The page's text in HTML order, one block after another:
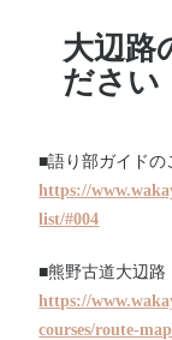
大辺路
ださい
■語り部ガイドの
https://
list/#004
■熊野古道大辺
https://
courses/route-